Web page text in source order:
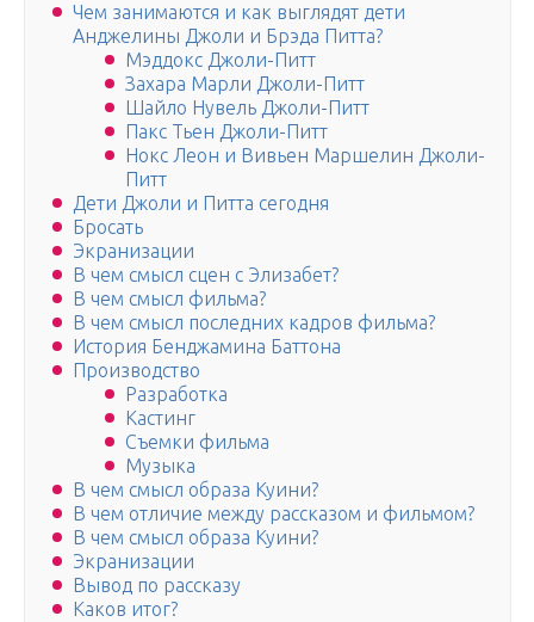
Чем занимаются и как выглядят дети
Анджелины Джоли и Брэда Питта?
Мэддокс Джоли-Питт
Захара Марли Джоли-Питт
Шайло Нувель Джоли-Питт
Пакс Тьен Джоли-Питт
Нокс Леон и Вивьен Маршелин Джоли-
Питт
Дети Джоли и Питта сегодня
Бросать
Экранизации
В чем смысл сцен с Элизабет?
В чем смысл фильма?
В чем смысл последних кадров фильма?
История Бенджамина Баттона
Производство
Разработка
Кастинг
Съемки фильма
Музыка
В чем смысл образа Куини?
В чем отличие между рассказом и фильмом?
В чем смысл образа Куини?
Экранизации
Вывод по рассказу
Каков итог?